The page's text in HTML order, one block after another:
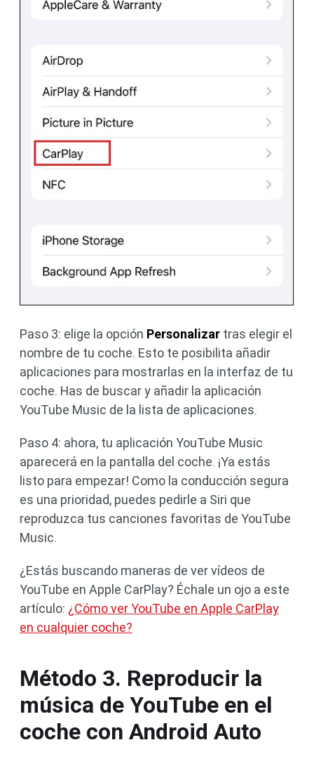
Paso 3: elige la opción Personalizar tras elegir el
nombre de tu coche. Esto te posibilita añadir
aplicaciones para mostrarlas en la interfaz de tu
coche. Has de buscar y añadir la aplicación
YouTube Music de la lista de aplicaciones.
Paso 4: ahora, tu aplicación YouTube Music
aparecerá en la pantalla del coche. ¡Ya estás
listo para empezar! Como la conducción segura
es una prioridad, puedes pedirle a Siri que
reproduzca tus canciones favoritas de YouTube
Music.
¿Estás buscando maneras de ver vídeos de
YouTube en Apple CarPlay? Échale un ojo a este
artículo: ¿Cómo ver YouTube en Apple CarPlay
en cualquier coche?
Método 3. Reproducir la
música de YouTube en el
coche con Android Auto